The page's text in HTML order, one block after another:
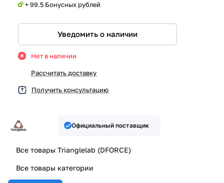
+ 99.5 Бонусных рублей
Уведомить о наличии
Нет в наличии
Рассчитать доставку
Получить консультацию
Официальный поставщик
Все товары Trianglelab (DFORCE)
Все товары категории